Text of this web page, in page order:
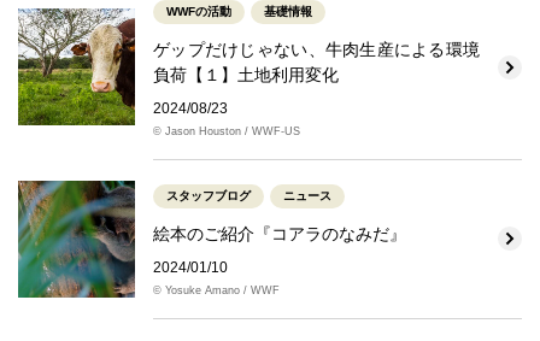
WWFの活動 基礎情報
ゲップだけじゃない、牛肉生産による環境
負荷【１】土地利用変化
2024/08/23
© Jason Houston / WWF-US
スタッフブログ ニュース
絵本のご紹介『コアラのなみだ』
2024/01/10
© Yosuke Amano / WWF